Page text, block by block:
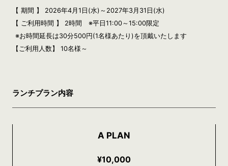
【 期間 】 2026年4月1日(水)～2027年3月31日(水)
【 ご利用時間 】 2時間 ※平日11:00～15:00限定
※お時間延長は30分500円(1名様あたり)を頂戴いたします
【ご利用人数】 10名様～
ランチプラン内容
A PLAN
¥10,000